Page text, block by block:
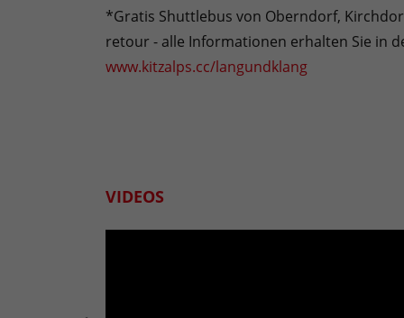
*Gratis Shuttlebus von Oberndorf,
retour - alle Informationen erhalten Sie in
www.kitzalps.cc/langundklang
VIDEOS